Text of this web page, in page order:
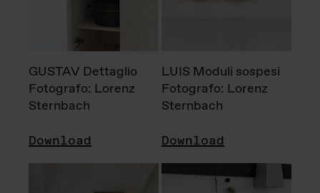
GUSTAV Dettaglio
Fotografo: Lorenz
Sternbach
Download
LUIS Moduli sospesi
Fotografo: Lorenz
Sternbach
Download